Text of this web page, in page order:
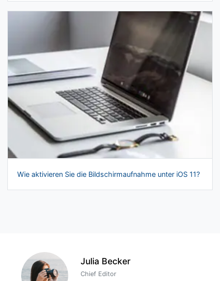
Wie aktivieren Sie die Bildschirmaufnahme unter iOS 11?
Julia Becker
Chief Editor